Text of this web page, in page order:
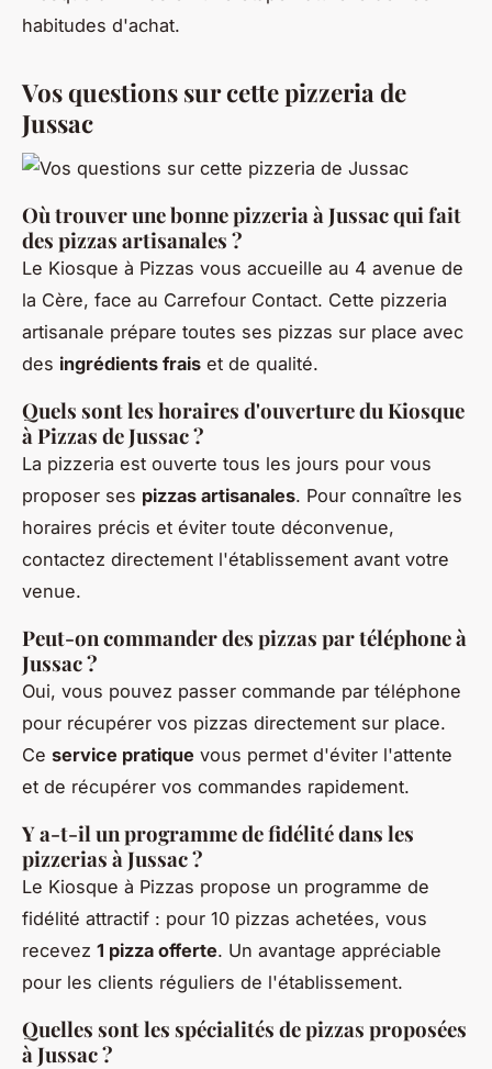
habitudes d'achat.
Vos questions sur cette pizzeria de
Jussac
Où trouver une bonne pizzeria à Jussac qui fait
des pizzas artisanales ?
Le Kiosque à Pizzas vous accueille au 4 avenue de
la Cère, face au Carrefour Contact. Cette pizzeria
artisanale prépare toutes ses pizzas sur place avec
des ingrédients frais et de qualité.
Quels sont les horaires d'ouverture du Kiosque
à Pizzas de Jussac ?
La pizzeria est ouverte tous les jours pour vous
proposer ses pizzas artisanales. Pour connaître les
horaires précis et éviter toute déconvenue,
contactez directement l'établissement avant votre
venue.
Peut-on commander des pizzas par téléphone à
Jussac ?
Oui, vous pouvez passer commande par téléphone
pour récupérer vos pizzas directement sur place.
Ce service pratique vous permet d'éviter l'attente
et de récupérer vos commandes rapidement.
Y a-t-il un programme de fidélité dans les
pizzerias à Jussac ?
Le Kiosque à Pizzas propose un programme de
fidélité attractif : pour 10 pizzas achetées, vous
recevez 1 pizza offerte. Un avantage appréciable
pour les clients réguliers de l'établissement.
Quelles sont les spécialités de pizzas proposées
à Jussac ?